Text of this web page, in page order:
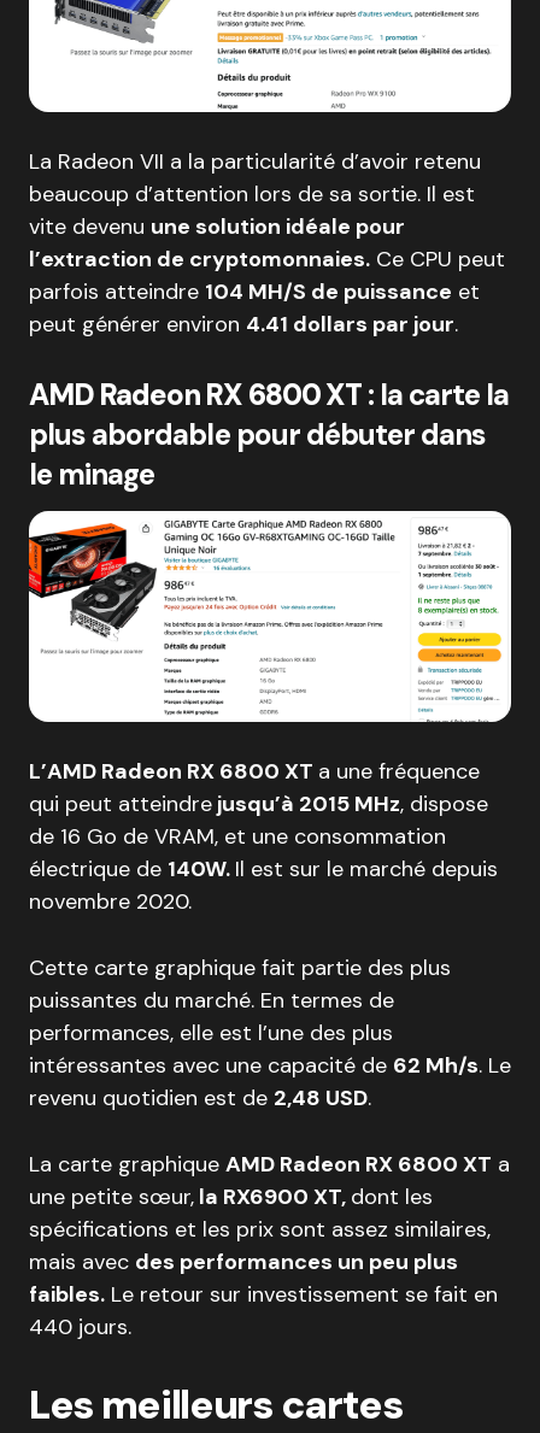
La Radeon VII a la particularité d’avoir retenu
beaucoup d’attention lors de sa sortie. Il est
vite devenu une solution idéale pour
l’extraction de cryptomonnaies. Ce CPU peut
parfois atteindre 104 MH/S de puissance et
peut générer environ 4.41 dollars par jour.
AMD Radeon RX 6800 XT: la carte la
plus abordable pour débuter dans
le minage
L’AMD Radeon RX 6800 XT a une fréquence
qui peut atteindre jusqu’à 2015 MHz, dispose
de 16 Go de VRAM, et une consommation
électrique de 140W. Il est sur le marché depuis
novembre 2020.
Cette carte graphique fait partie des plus
puissantes du marché. En termes de
performances, elle est l’une des plus
intéressantes avec une capacité de 62 Mh/s. Le
revenu quotidien est de 2,48 USD.
La carte graphique AMD Radeon RX 6800 XT a
une petite sœur, la RX6900 XT, dont les
spécifications et les prix sont assez similaires,
mais avec des performances un peu plus
faibles. Le retour sur investissement se fait en
440 jours.
Les meilleurs cartes